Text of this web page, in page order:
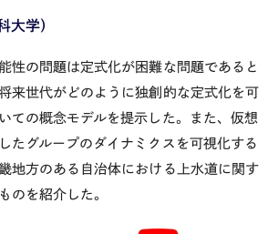
大学）
性の問題は定式化が困難な問題であると
来世代がどのように独創的な定式化を可
ての概念モデルを提示した。また、仮想
たグループのダイナミクスを可視化する
地方のある自治体における上水道に関す
のを紹介した。